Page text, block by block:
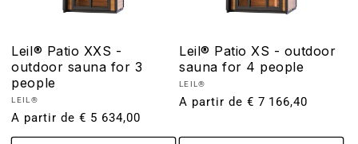
Leil® Patio XXS -
outdoor sauna for 3
people
Proveedor:
LEIL®
Precio
habitual
A partir de € 5 634,00
Leil® Patio XS - outdoor
sauna for 4 people
Proveedor:
LEIL®
Precio
A partir de € 7 166,40